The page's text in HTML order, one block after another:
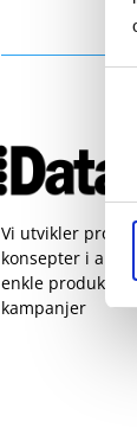
Vi utvikler
konsepter i alle
enkle produkter
kampanjer